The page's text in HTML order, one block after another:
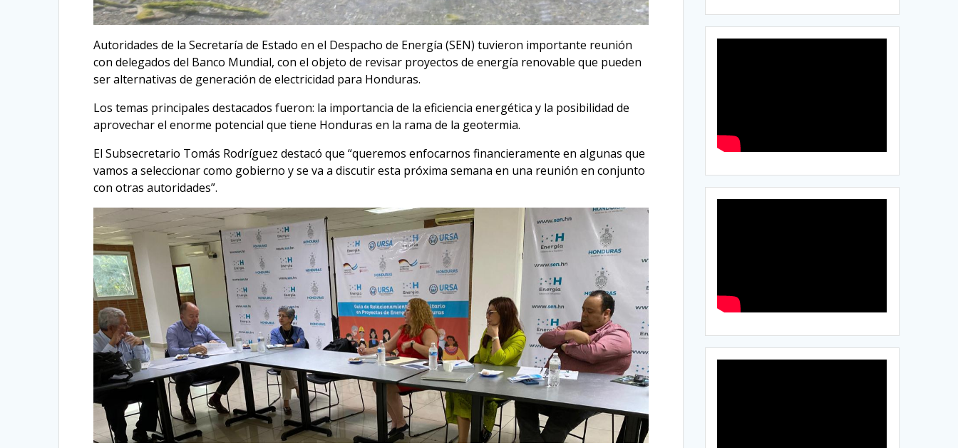
Autoridades de la Secretaría de Estado en el Despacho de Energía (SEN) tuvieron importante reunión
con delegados del Banco Mundial, con el objeto de revisar proyectos de energía renovable que pueden
ser alternativas de generación de electricidad para Honduras.
Los temas principales destacados fueron: la importancia de la eficiencia energética y la posibilidad de
aprovechar el enorme potencial que tiene Honduras en la rama de la geotermia.
El Subsecretario Tomás Rodríguez destacó que “queremos enfocarnos financieramente en algunas que
vamos a seleccionar como gobierno y se va a discutir esta próxima semana en una reunión en conjunto
con otras autoridades”.